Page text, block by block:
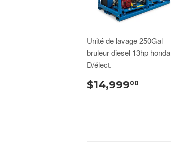
Unité de lavage 250Gal
bruleur diesel 13hp honda
D/élect.
$14,99900